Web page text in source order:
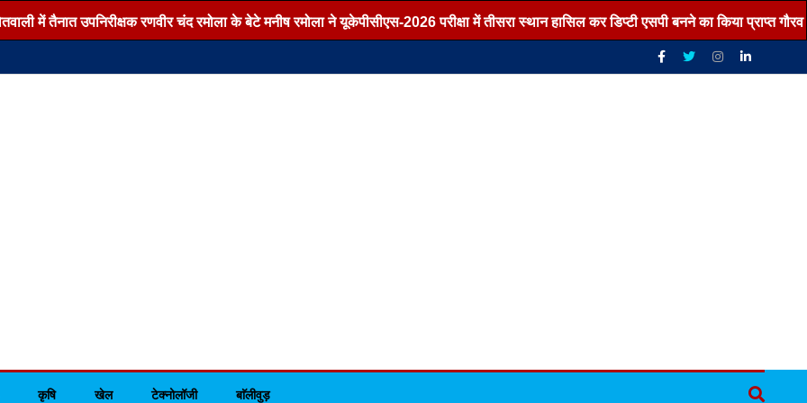
में तैनात उपनिरीक्षक रणवीर चंद रमोला के बेटे मनीष रमोला ने यूकेपीसीएस-2026 परीक्षा में तीसरा स्थान हासिल कर डिप्टी एसपी बनने का किया प्राप्त गौरव ,,,
कृषि खेल टेक्नोलॉजी बाॅलीवुड़